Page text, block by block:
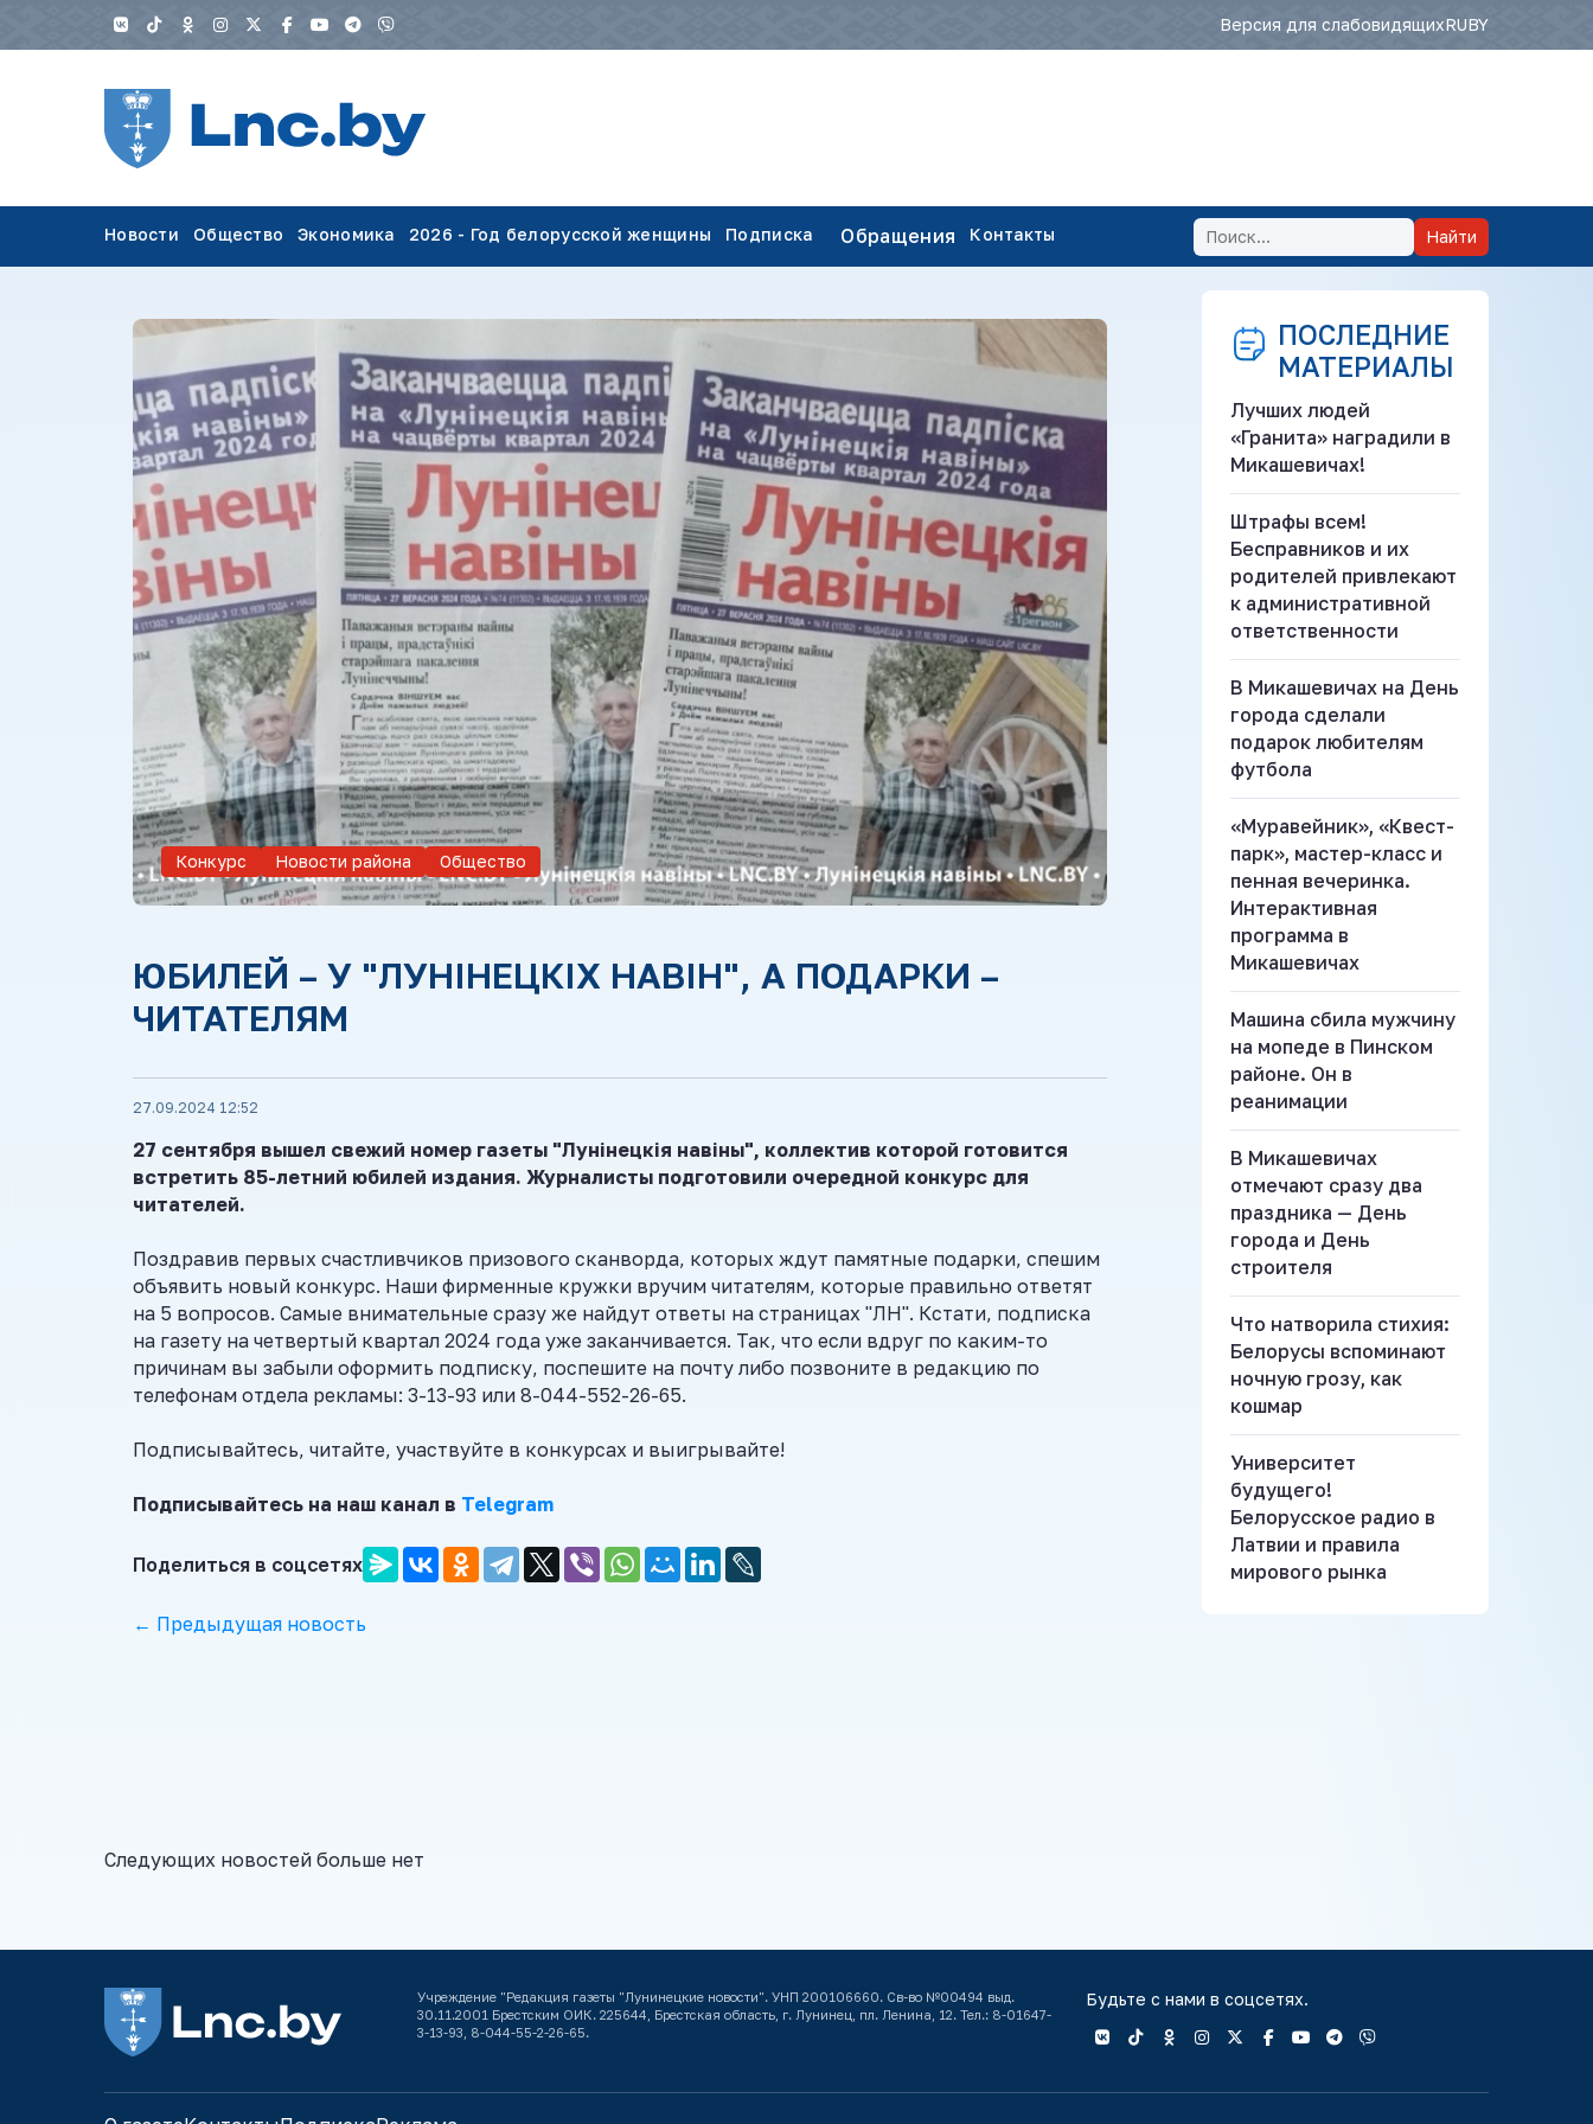
Версия для слабовидящихRUBY
Новости Общество Экономика 2026 - Год белорусской женщины Подписка Обращения Контакты Найти
Конкурс Новости района Общество
ЮБИЛЕЙ – У "ЛУНІНЕЦКІХ НАВІН", А ПОДАРКИ –
ЧИТАТЕЛЯМ
27.09.2024 12:52
27 сентября вышел свежий номер газеты "Лунінецкія навіны", коллектив которой готовится
встретить 85-летний юбилей издания. Журналисты подготовили очередной конкурс для
читателей.
Поздравив первых счастливчиков призового сканворда, которых ждут памятные подарки, спешим
объявить новый конкурс. Наши фирменные кружки вручим читателям, которые правильно ответят
на 5 вопросов. Самые внимательные сразу же найдут ответы на страницах "ЛН". Кстати, подписка
на газету на четвертый квартал 2024 года уже заканчивается. Так, что если вдруг по каким-то
причинам вы забыли оформить подписку, поспешите на почту либо позвоните в редакцию по
телефонам отдела рекламы: 3-13-93 или 8-044-552-26-65.
Подписывайтесь, читайте, участвуйте в конкурсах и выигрывайте!
Подписывайтесь на наш канал в Telegram
Поделиться в соцсетях
← Предыдущая новость
Следующих новостей больше нет
ПОСЛЕДНИЕ
МАТЕРИАЛЫ
Лучших людей
«Гранита» наградили в
Микашевичах!
Штрафы всем!
Бесправников и их
родителей привлекают
к административной
ответственности
В Микашевичах на День
города сделали
подарок любителям
футбола
«Муравейник», «Квест-
парк», мастер-класс и
пенная вечеринка.
Интерактивная
программа в
Микашевичах
Машина сбила мужчину
на мопеде в Пинском
районе. Он в
реанимации
В Микашевичах
отмечают сразу два
праздника — День
города и День
строителя
Что натворила стихия:
Белорусы вспоминают
ночную грозу, как
кошмар
Университет
будущего!
Белорусское радио в
Латвии и правила
мирового рынка
Учреждение "Редакция газеты "Лунинецкие новости". УНП 200106660. Св-во №00494 выд.
30.11.2001 Брестским ОИК. 225644, Брестская область, г. Лунинец, пл. Ленина, 12. Тел.: 8-01647-
3-13-93, 8-044-55-2-26-65.
Будьте с нами в соцсетях.